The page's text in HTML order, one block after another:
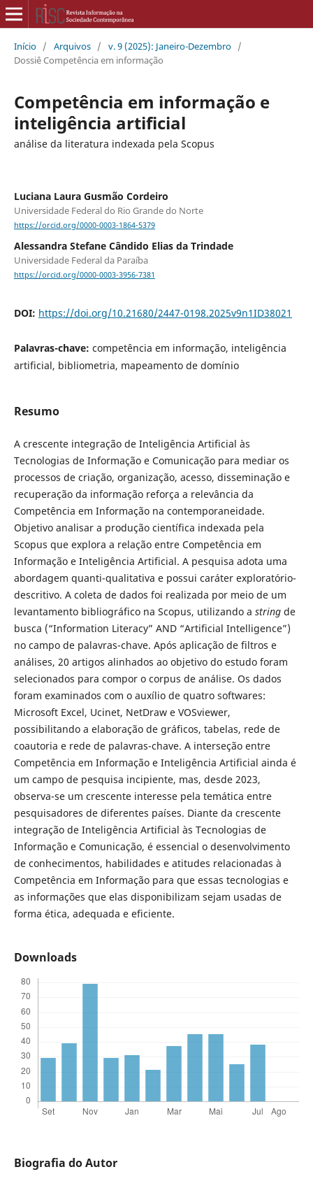
Início / Arquivos / v. 9 (2025): Janeiro-Dezembro /
Dossiê Competência em informação
Competência em informação e
inteligência artificial
análise da literatura indexada pela Scopus
Luciana Laura Gusmão Cordeiro
Universidade Federal do Rio Grande do Norte
https://orcid.org/0000-0003-1864-5379
Alessandra Stefane Cândido Elias da Trindade
Universidade Federal da Paraíba
https://orcid.org/0000-0003-3956-7381
DOI: https://doi.org/10.21680/2447-0198.2025v9n1ID38021
Palavras-chave: competência em informação, inteligência
artificial, bibliometria, mapeamento de domínio
Resumo
A crescente integração de Inteligência Artificial às
Tecnologias de Informação e Comunicação para mediar os
processos de criação, organização, acesso, disseminação e
recuperação da informação reforça a relevância da
Competência em Informação na contemporaneidade.
Objetivo analisar a produção científica indexada pela
Scopus que explora a relação entre Competência em
Informação e Inteligência Artificial. A pesquisa adota uma
abordagem quanti-qualitativa e possui caráter exploratório-
descritivo. A coleta de dados foi realizada por meio de um
levantamento bibliográfico na Scopus, utilizando a stringde
busca (“Information Literacy” AND “Artificial Intelligence”)
no campo de palavras-chave. Após aplicação de filtros e
análises, 20 artigos alinhados ao objetivo do estudo foram
selecionados para compor o corpus de análise. Os dados
foram examinados com o auxílio de quatro softwares:
Microsoft Excel, Ucinet, NetDraw e VOSviewer,
possibilitando a elaboração de gráficos, tabelas, rede de
coautoria e rede de palavras-chave. A interseção entre
Competência em Informação e Inteligência Artificial ainda é
um campo de pesquisa incipiente, mas, desde 2023,
observa-se um crescente interesse pela temática entre
pesquisadores de diferentes países. Diante da crescente
integração de Inteligência Artificial às Tecnologias de
Informação e Comunicação, é essencial o desenvolvimento
de conhecimentos, habilidades e atitudes relacionadas à
Competência em Informação para que essas tecnologias e
as informações que elas disponibilizam sejam usadas de
forma ética, adequada e eficiente.
Downloads
Biografia do Autor